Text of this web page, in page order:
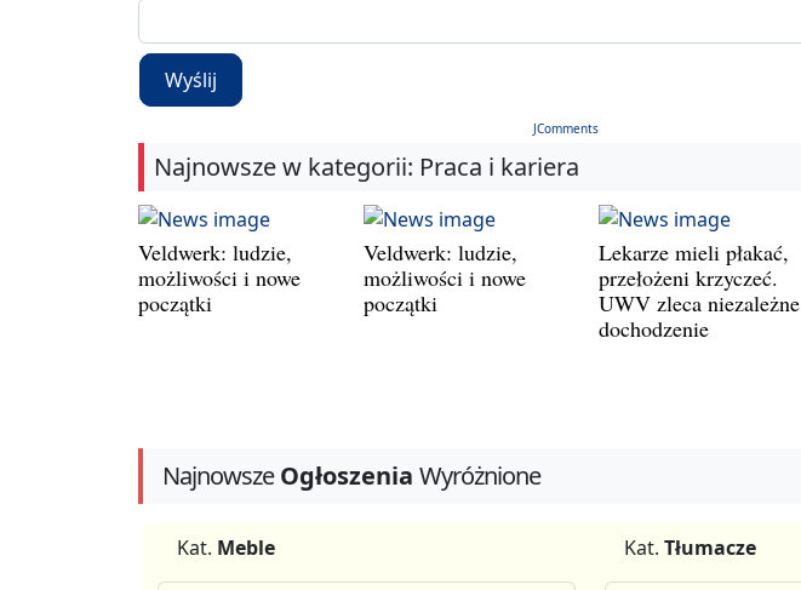
Wyślij
JComments
Najnowsze w kategorii: Praca i kariera
Veldwerk: ludzie,
możliwości i nowe
początki
Veldwerk: ludzie,
możliwości i nowe
początki
Lekarze mieli płakać,
przełożeni krzyczeć.
UWV zleca niezależne
dochodzenie
NajnowszeOgłoszenia Wyróżnione
Kat. Meble Kat. Tłumacze